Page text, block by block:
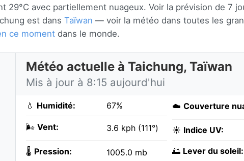
29°C avec partiellement nuageux. Voir la prévision de 7
est dans Taïwan — voir la météo dans toutes les
ce moment dans le monde.
Météo actuelle à Taichung, Taïwan
Mis à jour à 8:15 aujourd'hui
💧 Humidité: 67%
🌬️ Vent: 3.6 kph (111°)
🌡️ Pression: 1005.0 mb
☁️ Couverture
☀️ Indice UV:
🌅 Lever du soleil: